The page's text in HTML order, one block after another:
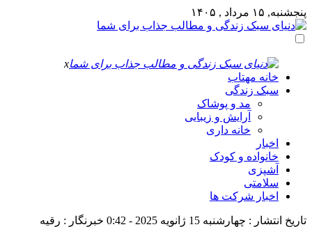
پنجشنبه, ۱۵ مرداد , ۱۴۰۵
x
خانه مهتاب
سبک زندگی
مد و پوشاک
آرایش و زیبایی
خانه داری
اخبار
خانواده و کودک
آشپزی
سلامتی
اخبار شرکت ها
تاریخ انتشار : چهارشنبه 15 ژانویه 2025 - 0:42
خبرنگار : رقیه